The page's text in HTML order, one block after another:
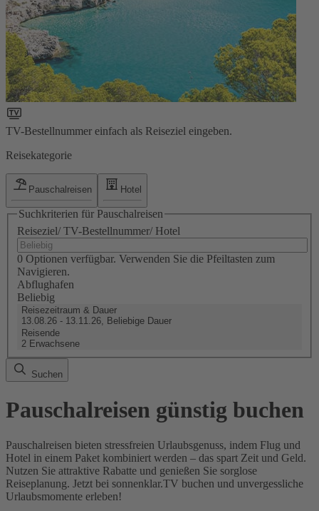
TV-Bestellnummer einfach als Reiseziel eingeben.
Reisekategorie
Pauschalreisen Hotel
Suchkriterien für Pauschalreisen
Reiseziel/ TV-Bestellnummer/ Hotel
0 Optionen verfügbar. Verwenden Sie die Pfeiltasten zum
Navigieren.
Abflughafen
Beliebig
Reisezeitraum & Dauer
13.08.26 - 13.11.26, Beliebige Dauer
Reisende
2 Erwachsene
Suchen
Pauschalreisen günstig buchen
Pauschalreisen bieten stressfreien Urlaubsgenuss, indem Flug und
Hotel in einem Paket kombiniert werden – das spart Zeit und Geld.
Nutzen Sie attraktive Rabatte und genießen Sie sorglose
Reiseplanung. Jetzt bei sonnenklar.TV buchen und unvergessliche
Urlaubsmomente erleben!